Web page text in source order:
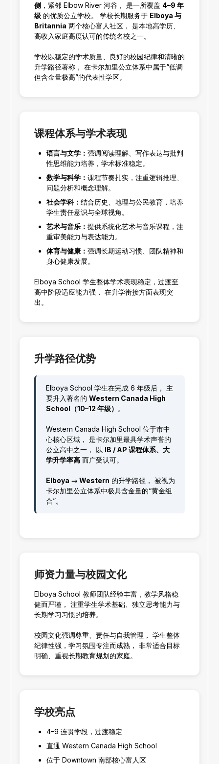
侧，紧邻 Elbow River 河谷， 是一所覆盖 4–9 年
级的优质公立学校。 学校长期服务于 Elboya 与
Britannia 两个核心富人社区， 是本地高学历、
高收入家庭高度认可的传统名校之一。
学校以稳定的学术质量、良好的校园纪律和清晰的
升学路径著称， 在卡尔加里公立体系中属于“低调
但含金量极高”的代表性学区。
课程体系与学术表现
语言与文学： 强调阅读理解、写作表达与批判
性思维能力培养，学术标准稳定。
数学与科学： 课程节奏扎实，注重逻辑推理、
问题分析和概念理解。
社会学科： 结合历史、地理与公民教育，培养
学生责任意识与全球视角。
艺术与音乐： 提供系统化艺术与音乐课程，注
重审美能力与表达能力。
体育与健康： 强调长期运动习惯、团队精神和
身心健康发展。
Elboya School 学生整体学术表现稳定，过渡至
高中阶段适应能力强， 在升学衔接方面表现突
出。
升学路径优势
Elboya School 学生在完成 6 年级后， 主
要升入著名的 Western Canada High
School（10–12 年级） 。
Western Canada High School 位于市中
心核心区域， 是卡尔加里最具学术声誉的
公立高中之一， 以 IB / AP 课程体系、大
学升学率高而广受认可。
Elboya → Western 的升学路径， 被视为
卡尔加里公立体系中极具含金量的“黄金组
合”。
师资力量与校园文化
Elboya School 教师团队经验丰富，教学风格稳
健而严谨， 注重学生学术基础、独立思考能力与
长期学习习惯的培养。
校园文化强调尊重、责任与自我管理， 学生整体
纪律性强，学习氛围专注而成熟， 非常适合目标
明确、重视长期教育规划的家庭。
学校亮点
4–9 连贯学段，过渡稳定
直通 Western Canada High School
位于 Downtown 南部核心富人区